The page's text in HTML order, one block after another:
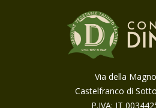
Via della
Castelfranco di
P.IVA: IT